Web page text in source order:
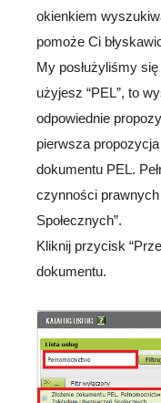
okienkiem
pomoże Ci
My posłużyliśmy się
użyjesz “PEL”, to
odpowiednie
pierwsza
dokumentu PEL.
czynności
Społecznych”.
Kliknij przycisk
dokumentu.